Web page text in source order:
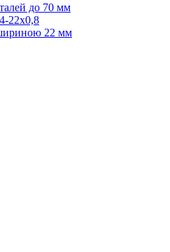
до 70 мм
22х0,8
22 мм